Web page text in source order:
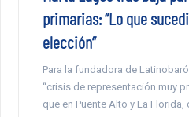
primarias: “Lo que
elección”
Para la fundadora de
“crisis de representación muy
que en Puente Alto y La